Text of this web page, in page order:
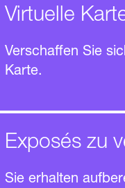
Virtuelle
Verschaffen Sie
Karte.
Exposés zu
Sie erhalten